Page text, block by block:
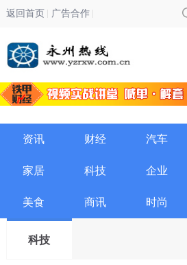
返回首页 广告合作
资讯 财经 汽车
家居 科技 企业
美食 商讯 时尚
科技